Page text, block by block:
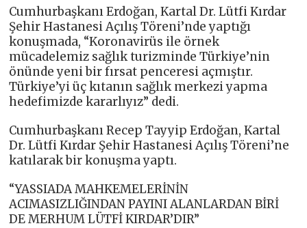
Cumhurbaşkanı Erdoğan, Kartal Dr. Lütfi Kırdar
Şehir Hastanesi Açılış Töreni’nde yaptığı
konuşmada, “Koronavirüs ile örnek
mücadelemiz sağlık turizminde Türkiye’nin
önünde yeni bir fırsat penceresi açmıştır.
Türkiye’yi üç kıtanın sağlık merkezi yapma
hedefimizde kararlıyız” dedi.
Cumhurbaşkanı Recep Tayyip Erdoğan, Kartal
Dr. Lütfi Kırdar Şehir Hastanesi Açılış Töreni’ne
katılarak bir konuşma yaptı.
“YASSIADA MAHKEMELERİNİN
ACIMASIZLIĞINDAN PAYINI ALANLARDAN BİRİ
DE MERHUM LÜTFİ KIRDAR’DIR”